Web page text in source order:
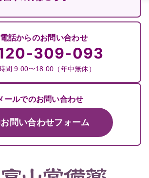
話からのお問い合わせ
309-093
間 9:00〜18:00（年中無休）
ールでのお問い合わせ
お問い合わせフォーム